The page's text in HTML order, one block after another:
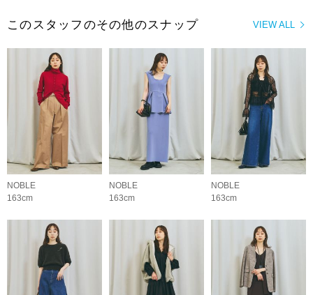
VIEW ALL
このスタッフのその他のスナップ
NOBLE
163cm
NOBLE
163cm
NOBLE
163cm